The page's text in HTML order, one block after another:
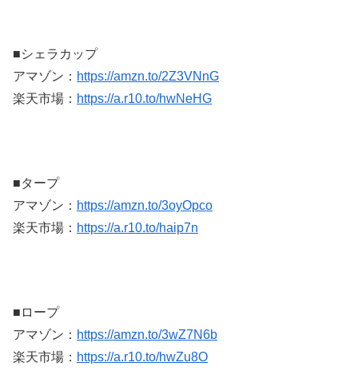
■シェラカップ
アマゾン： https://amzn.to/2Z3VNnG
楽天市場： https://a.r10.to/hwNeHG
■タープ
アマゾン： https://amzn.to/3oyOpco
楽天市場： https://a.r10.to/haip7n
■ロープ
アマゾン： https://amzn.to/3wZ7N6b
楽天市場： https://a.r10.to/hwZu8O